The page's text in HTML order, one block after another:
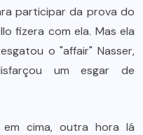
participar da prova do
fizera com ela. Mas ela
o "affair" Nasser,
um esgar de
cima, outra hora lá